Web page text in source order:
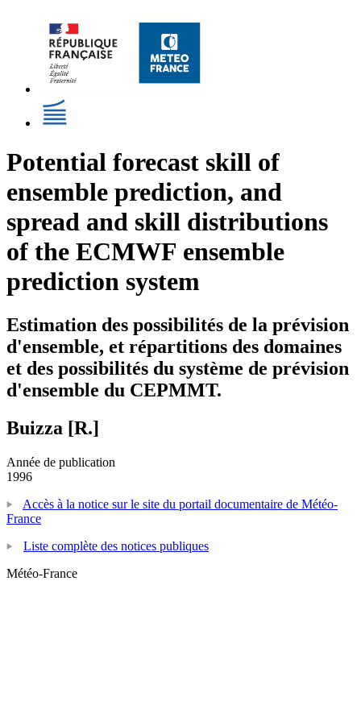
Potential forecast skill of
ensemble prediction, and
spread and skill distributions
of the ECMWF ensemble
prediction system
Estimation des possibilités de la prévision
d'ensemble, et répartitions des domaines
et des possibilités du système de prévision
d'ensemble du CEPMMT.
Buizza [R.]
Année de publication
1996
Accès à la notice sur le site du portail documentaire de Météo-
France
Liste complète des notices publiques
Météo-France